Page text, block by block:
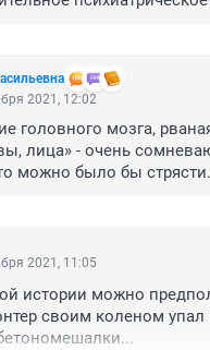
летают по
большевистской.
штрафы огромные
от этих гонок
2021, 12:02
головного мозга,
лица» - очень
можно было бы
2021, 11:05
истории можно
своим коленом упал